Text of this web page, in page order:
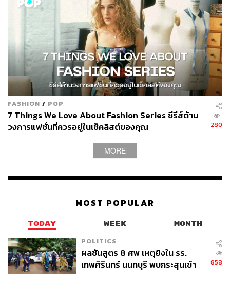
FASHION / POP
7 Things We Love About Fashion Series ซีรีส์ด้าน
วงการแฟชั่นที่ควรอยู่ในเช็คลิสต์ของคุณ
280
MORE
MOST POPULAR
TODAY WEEK MONTH
POLITICS
ผลชันสูตร 8 ศพ เหตุยิงใน รร.
เทพศิรินทร์ นนทบุรี พบกระสุนเข้า
858